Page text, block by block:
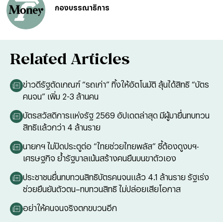
กองบรรณาธิการ
Related Articles
ข่าวดีรัฐตัดเกณฑ์ “รถเก่า” ทิ้งให้อัตโนมัติ ลุ้นได้สิทธิ “บัตร
คนจน” เพิ่ม 2-3 ล้านคน
บัตรสวัสดิการแห่งรัฐ 2569 อัปเดตล่าสุด มีผู้มายื่นทบทวน
สิทธิแล้วกว่า 4 ล้านราย
นายกฯ ไม่ปิดประตูต่อ “ไทยช่วยไทยพลัส” ชี้ต้องดูงบฯ-
เศรษฐกิจ ย้ำรัฐบาลเน้นสร้างคนยืนบนขาตัวเอง
ประชาชนยื่นทบทวนสิทธิบัตรคนจนแล้ว 4.1 ล้านราย รัฐเร่ง
ช่วยยืนยันตัวตน–ทบทวนสิทธิ ไม่ปล่อยเสียโอกาส
อย่าให้คนจนจริงตกขบวนอีก